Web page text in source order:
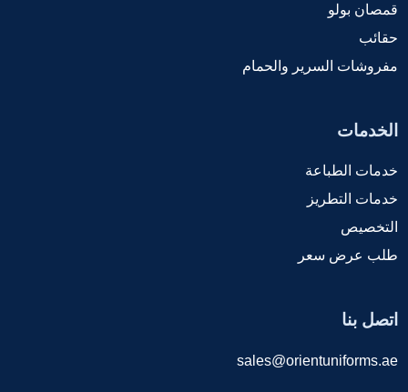
قمصان بولو
حقائب
مفروشات السرير والحمام
الخدمات
خدمات الطباعة
خدمات التطريز
التخصيص
طلب عرض سعر
اتصل بنا
sales@orientuniforms.ae